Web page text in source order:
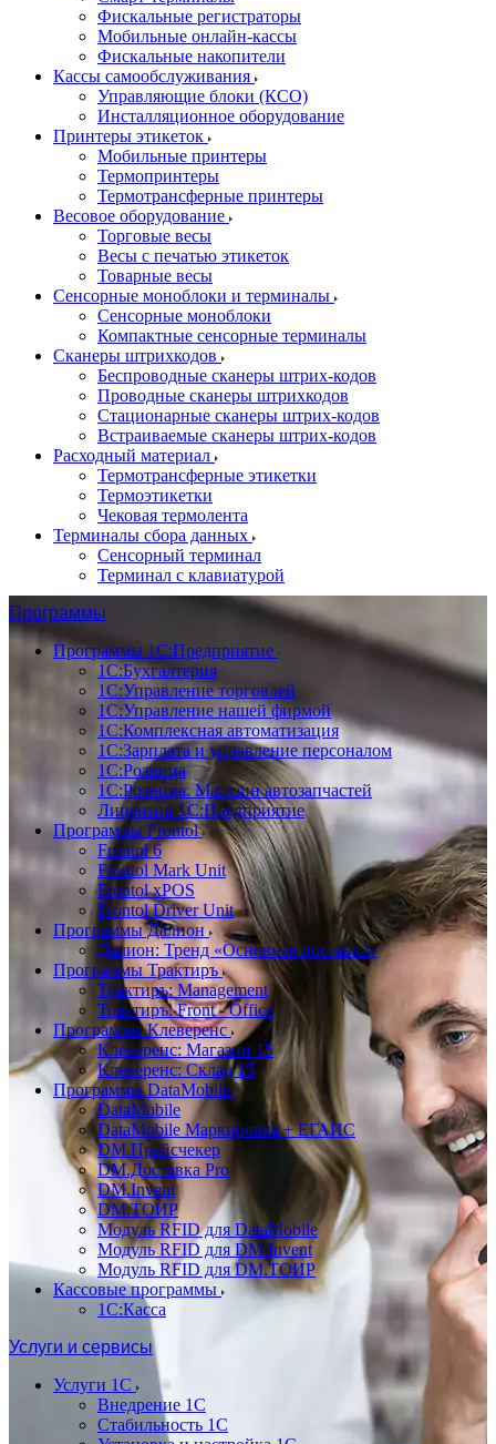
Фискальные регистраторы
Мобильные онлайн-кассы
Фискальные накопители
Кассы самообслуживания
Управляющие блоки (КСО)
Инсталляционное оборудование
Принтеры этикеток
Мобильные принтеры
Термопринтеры
Термотрансферные принтеры
Весовое оборудование
Торговые весы
Весы с печатью этикеток
Товарные весы
Сенсорные моноблоки и терминалы
Сенсорные моноблоки
Компактные сенсорные терминалы
Сканеры штрихкодов
Беспроводные сканеры штрих-кодов
Проводные сканеры штрихкодов
Стационарные сканеры штрих-кодов
Встраиваемые сканеры штрих-кодов
Расходный материал
Термотрансферные этикетки
Термоэтикетки
Чековая термолента
Терминалы сбора данных
Сенсорный терминал
Терминал с клавиатурой
Программы
Программы 1С:Предприятие
1С:Бухгалтерия
1С:Управление торговлей
1С:Управление нашей фирмой
1С:Комплексная автоматизация
1С:Зарплата и управление персоналом
1С:Розница
1С:Розница. Магазин автозапчастей
Лицензии 1С:Предприятие
Программы Frontol
Frontol 6
Frontol Mark Unit
Frontol xPOS
Frontol Driver Unit
Программы Далион
Далион: Тренд «Основная поставка»
Программы Трактиръ
Трактиръ: Management
Трактиръ: Front - Office
Программы Клеверенс
Клеверенс: Магазин 15
Клеверенс: Склад 15
Программы DataMobile
DataMobile
DataMobile Маркировка + ЕГАИС
DM.Прайсчекер
DM.Доставка Pro
DM.Invent
DM.ТОИР
Модуль RFID для DataMobile
Модуль RFID для DM.Invent
Модуль RFID для DM.ТОИР
Кассовые программы
1С:Касса
Услуги и сервисы
Услуги 1С
Внедрение 1С
Стабильность 1С